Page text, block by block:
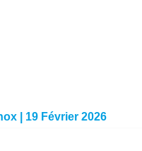
| 19 Février 2026